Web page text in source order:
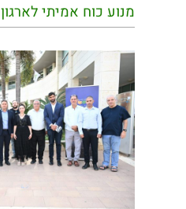
מנוע כוח אמיתי לארגון